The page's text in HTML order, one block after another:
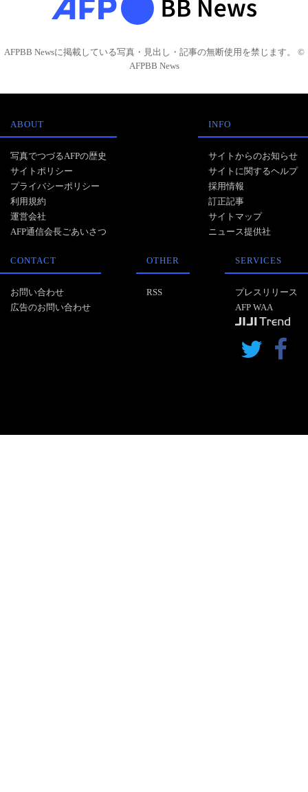
AFPBB Newsに掲載している写真・見出し・記事の無断使用を禁じます。 ©
AFPBB News
ABOUT
写真でつづるAFPの歴史
サイトポリシー
プライバシーポリシー
利用規約
運営会社
AFP通信会長ごあいさつ
INFO
サイトからのお知らせ
サイトに関するヘルプ
採用情報
訂正記事
サイトマップ
ニュース提供社
CONTACT
お問い合わせ
広告のお問い合わせ
OTHER
RSS
SERVICES
プレスリリース
AFP WAA